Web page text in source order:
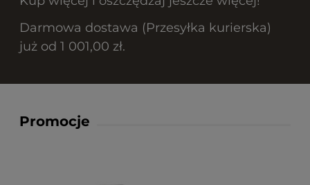
Darmowa dostawa (Przesyłka kurierska)
już od 1 001,00 zł.
Promocje